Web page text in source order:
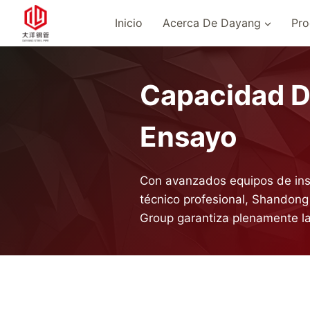
Saltar
Contenido
Inicio Acerca De Dayang
Capacidad
Ensayo
Con avanzados equipos de
técnico profesional,
Group garantiza plenamente